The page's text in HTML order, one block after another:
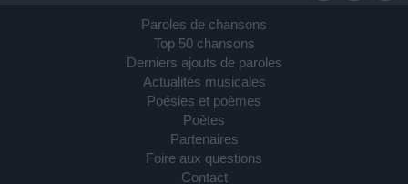
Paroles de chansons
Top 50 chansons
Derniers ajouts de paroles
Actualités musicales
Poésies et poèmes
Poètes
Partenaires
Foire aux questions
Contact